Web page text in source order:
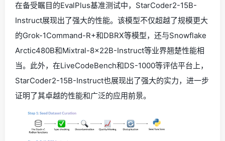
在备受瞩目的EvalPlus基准测试中，StarCoder2-15B-
Instruct展现出了强大的性能。该模型不仅超越了规模更大
的Grok-1Command-R+和DBRX等模型，还与Snowflake
Arctic480B和Mixtral-8x22B-Instruct等业界翘楚性能相
当。此外，在LiveCodeBench和DS-1000等评估平台上，
StarCoder2-15B-Instruct也展现出了强大的实力，进一步
证明了其卓越的性能和广泛的应用前景。